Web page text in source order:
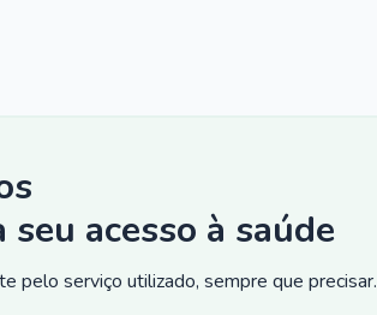
acesso à saúde
pelo serviço utilizado, sempre que precisar.